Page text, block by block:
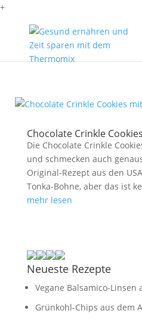
+
Chocolate Crinkle
Die Chocolate Crinkle
und schmecken auch
Original-Rezept aus den
Tonka-Bohne, aber das ist
mehr lesen
Neueste Rezepte
Vegane Balsamico-Linsen
Grünkohl-Chips aus dem